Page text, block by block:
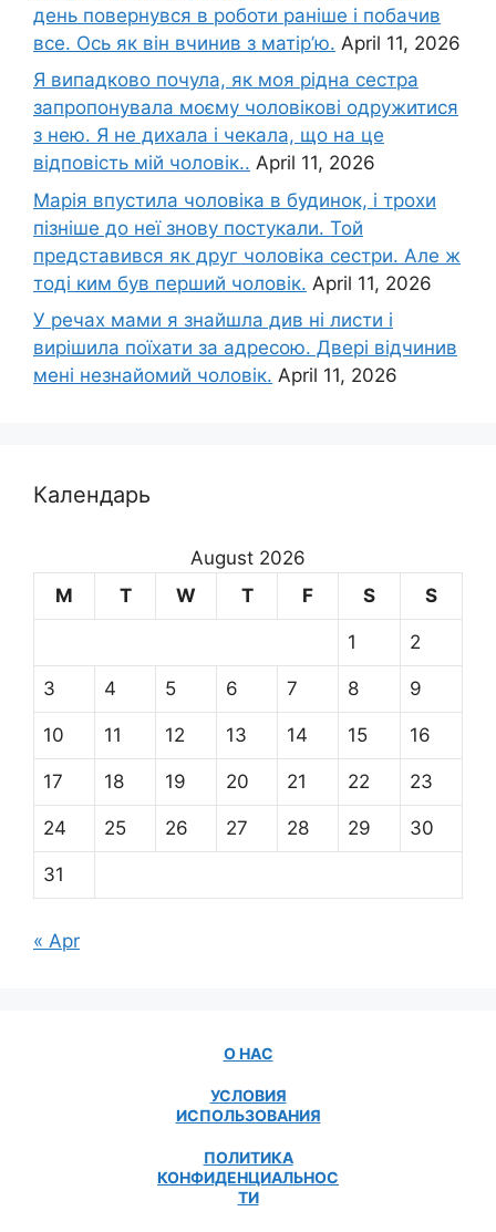
день повернувся в роботи раніше і побачив
все. Ось як він вчинив з матір’ю. April 11, 2026
Я випадково почула, як моя рідна сестра
запропонувала моєму чоловікові одружитися
з нею. Я не дихала і чекала, що на це
відповість мій чоловік.. April 11, 2026
Марія впустила чоловіка в будинок, і трохи
пізніше до неї знову постукали. Той
представився як друг чоловіка сестри. Але ж
тоді ким був перший чоловік. April 11, 2026
У речах мами я знайшла див ні листи і
вирішила поїхати за адресою. Двері відчинив
мені незнайомий чоловік. April 11, 2026
Календарь
August 2026
M
T W T F S S
1 2
3 4 5 6 7 8 9
10 11 12 13 14 15 16
17 18 19 20 21 22 23
24 25 26 27 28 29 30
31
« Apr
О НАС
УСЛОВИЯ
ИСПОЛЬЗОВАНИЯ
ПОЛИТИКА
КОНФИДЕНЦИАЛЬНОС
ТИ